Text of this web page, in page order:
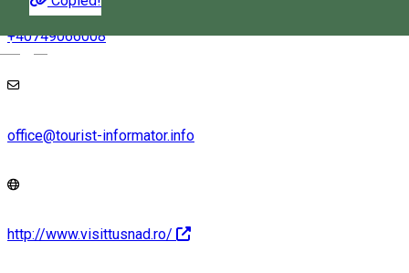
Magyar
+40749066008
office@tourist-informator.info
http://www.visittusnad.ro/